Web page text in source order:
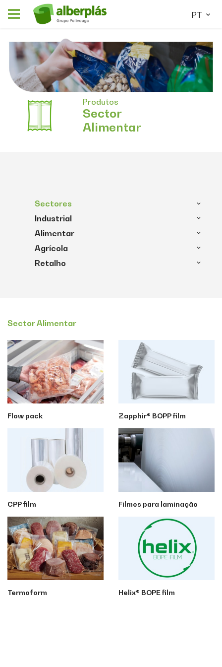
PT
Produtos
Sector
Alimentar
Sectores
Industrial
Alimentar
Agrícola
Retalho
Sector Alimentar
Flow pack Zapphir® BOPP film
CPP film Filmes para laminação
Termoform Helix® BOPE film